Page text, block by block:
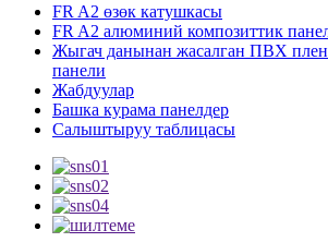
FR A2 өзөк катушкасы
FR A2 алюминий композиттик
Жыгач данынан жасалган ПВХ
панели
Жабдуулар
Башка курама панелдер
Салыштыруу таблицасы